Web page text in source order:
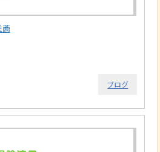
薦
ブログ